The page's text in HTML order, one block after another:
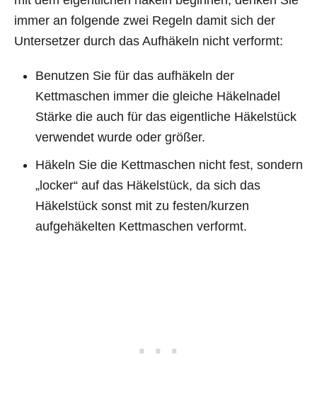
immer an folgende zwei Regeln damit sich der
Untersetzer durch das Aufhäkeln nicht verformt:
Benutzen Sie für das aufhäkeln der
Kettmaschen immer die gleiche Häkelnadel
Stärke die auch für das eigentliche Häkelstück
verwendet wurde oder größer.
Häkeln Sie die Kettmaschen nicht fest, sondern
„locker“ auf das Häkelstück, da sich das
Häkelstück sonst mit zu festen/kurzen
aufgehäkelten Kettmaschen verformt.